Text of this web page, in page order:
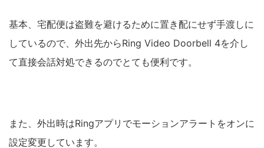
基本、宅配便は盗難を避けるために置き配にせず手渡しに
しているので、外出先からRing Video Doorbell 4を介し
て直接会話対処できるのでとても便利です。
また、外出時はRingアプリでモーションアラートをオンに
設定変更しています。